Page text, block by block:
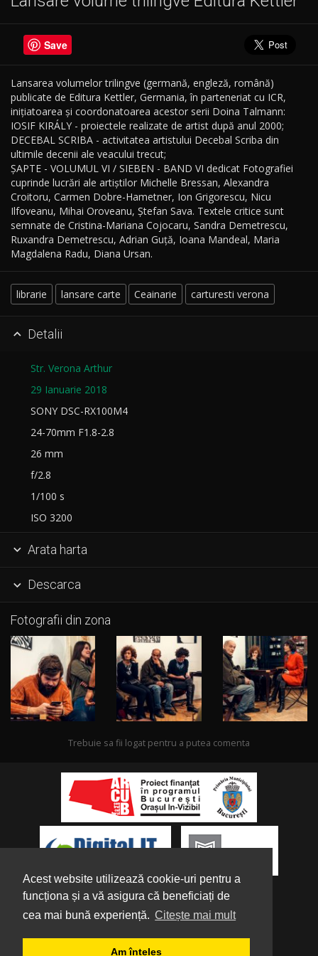
Acest website utilizează cookie-uri pentru a
funcționa și a vă asigura că beneficiați de
cea mai bună experiență. Citește mai mult
Am înțeles
Save
Lansarea volumelor trilingve (germană, engleză, română)
publicate de Editura Kettler, Germania, în parteneriat cu ICR,
inițiatoarea și coordonatoarea acestor serii Doina Talmann:
IOSIF KIRÁLY - proiectele realizate de artist după anul 2000;
DECEBAL SCRIBA - activitatea artistului Decebal Scriba din
ultimile decenii ale veacului trecut;
ȘAPTE - VOLUMUL VI / SIEBEN - BAND VI dedicat Fotografiei
cuprinde lucrări ale artiştilor Michelle Bressan, Alexandra
Croitoru, Carmen Dobre-Hametner, Ion Grigorescu, Nicu
Ilfoveanu, Mihai Oroveanu, Ştefan Sava. Textele critice sunt
semnate de Cristina-Mariana Cojocaru, Sandra Demetrescu,
Ruxandra Demetrescu, Adrian Guţă, Ioana Mandeal, Maria
Magdalena Radu, Diana Ursan.
librarie lansare carte Ceainarie carturesti verona
 Detalii
Str. Verona Arthur
29 Ianuarie 2018
SONY DSC-RX100M4
24-70mm F1.8-2.8
26 mm
f/2.8
1/100 s
ISO 3200
 Arata harta
 Descarca
Fotografii din zona
Trebuie sa fii logat pentru a putea comenta
Despre noi | Parteneri